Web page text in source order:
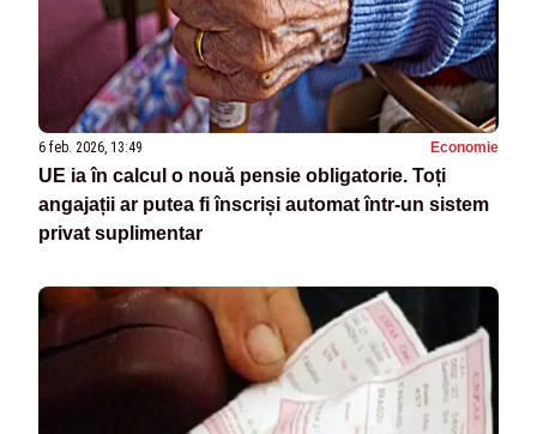
6 feb. 2026, 13:49 Economie
UE ia în calcul o nouă pensie obligatorie. Toți
angajații ar putea fi înscriși automat într-un sistem
privat suplimentar